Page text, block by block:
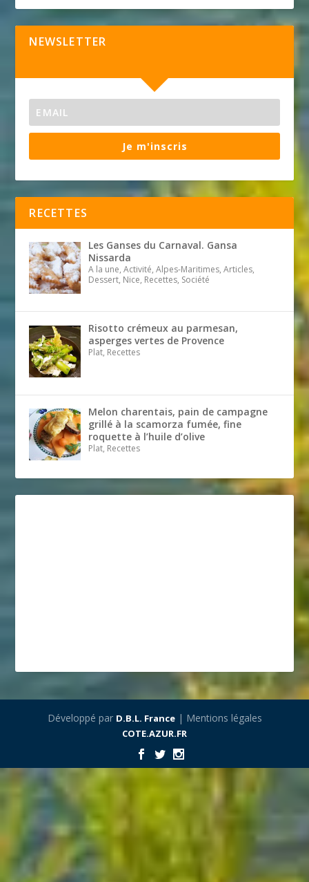
NEWSLETTER
Je m'inscris
RECETTES
Les Ganses du Carnaval. Gansa
Nissarda
A la une, Activité, Alpes-Maritimes, Articles,
Dessert, Nice, Recettes, Société
Risotto crémeux au parmesan,
asperges vertes de Provence
Plat, Recettes
Melon charentais, pain de campagne
grillé à la scamorza fumée, fine
roquette à l’huile d’olive
Plat, Recettes
Développé par D.B.L. France| Mentions légales
COTE.AZUR.FR